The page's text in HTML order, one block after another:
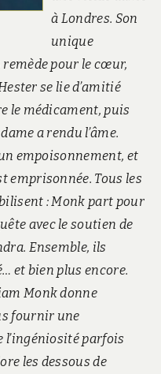
à Londres. Son
unique
pour le cœur,
se lie d’amitié
le médicament, puis
a rendu l’âme.
empoisonnement, et
emprisonnée. Tous les
: Monk part pour
avec le soutien de
Ensemble, ils
et bien plus encore.
Monk donne
fournir une
parfois
les dessous de